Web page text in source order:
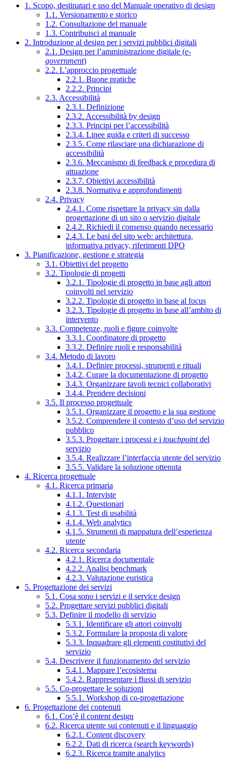
1. Scopo, destinatari e uso del Manuale operativo di design
1.1. Versionamento e storico
1.2. Consultazione del manuale
1.3. Contribuisci al manuale
2. Introduzione al design per i servizi pubblici digitali
2.1. Design per l’amministrazione digitale (e-
government)
2.2. L’approccio progettuale
2.2.1. Buone pratiche
2.2.2. Principi
2.3. Accessibilità
2.3.1. Definizione
2.3.2. Accessibilità by design
2.3.3. Principi per l’accessibilità
2.3.4. Linee guida e criteri di successo
2.3.5. Come rilasciare una dichiarazione di
accessibilità
2.3.6. Meccanismo di feedback e procedura di
attuazione
2.3.7. Obiettivi accessibilità
2.3.8. Normativa e approfondimenti
2.4. Privacy
2.4.1. Come rispettare la privacy sin dalla
progettazione di un sito o servizio digitale
2.4.2. Richiedi il consenso quando necessario
2.4.3. Le basi del sito web: architettura,
informativa privacy, riferimenti DPO
3. Pianificazione, gestione e strategia
3.1. Obiettivi del progetto
3.2. Tipologie di progetti
3.2.1. Tipologie di progetto in base agli attori
coinvolti nel servizio
3.2.2. Tipologie di progetto in base al focus
3.2.3. Tipologie di progetto in base all’ambito di
intervento
3.3. Competenze, ruoli e figure coinvolte
3.3.1. Coordinatore di progetto
3.3.2. Definire ruoli e responsabilità
3.4. Metodo di lavoro
3.4.1. Definire processi, strumenti e rituali
3.4.2. Curare la documentazione di progetto
3.4.3. Organizzare tavoli tecnici collaborativi
3.4.4. Prendere decisioni
3.5. Il processo progettuale
3.5.1. Organizzare il progetto e la sua gestione
3.5.2. Comprendere il contesto d’uso del servizio
pubblico
3.5.3. Progettare i processi e i touchpointdel
servizio
3.5.4. Realizzare l’interfaccia utente del servizio
3.5.5. Validare la soluzione ottenuta
4. Ricerca progettuale
4.1. Ricerca primaria
4.1.1. Interviste
4.1.2. Questionari
4.1.3. Test di usabilità
4.1.4. Web analytics
4.1.5. Strumenti di mappatura dell’esperienza
utente
4.2. Ricerca secondaria
4.2.1. Ricerca documentale
4.2.2. Analisi benchmark
4.2.3. Valutazione euristica
5. Progettazione dei servizi
5.1. Cosa sono i servizi e il service design
5.2. Progettare servizi pubblici digitali
5.3. Definire il modello di servizio
5.3.1. Identificare gli attori coinvolti
5.3.2. Formulare la proposta di valore
5.3.3. Inquadrare gli elementi costitutivi del
servizio
5.4. Descrivere il funzionamento del servizio
5.4.1. Mappare l’ecosistema
5.4.2. Rappresentare i flussi di servizio
5.5. Co-progettare le soluzioni
5.5.1. Workshop di co-progettazione
6. Progettazione dei contenuti
6.1. Cos’è il content design
6.2. Ricerca utente sui contenuti e il linguaggio
6.2.1. Content discovery
6.2.2. Dati di ricerca (search keywords)
6.2.3. Ricerca tramite analytics